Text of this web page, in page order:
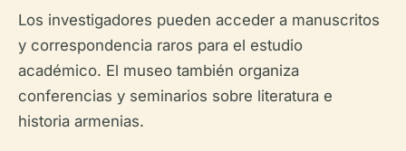
Los investigadores pueden acceder a manuscritos
y correspondencia raros para el estudio
académico. El museo también organiza
conferencias y seminarios sobre literatura e
historia armenias.